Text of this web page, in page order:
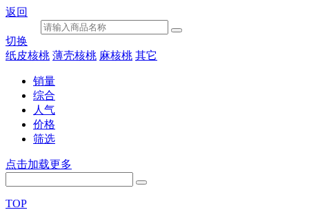
返回
切换
纸皮核桃 薄壳核桃 麻核桃 其它
销量
综合
人气
价格
筛选
点击加载更多
TOP